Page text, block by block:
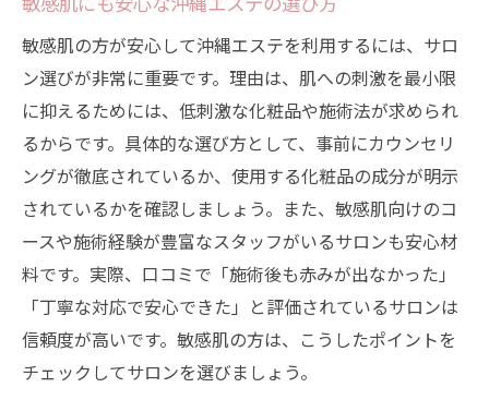
敏感肌の方が安心して沖縄エステを利用するには、サロ
ン選びが非常に重要です。理由は、肌への刺激を最小限
に抑えるためには、低刺激な化粧品や施術法が求められ
るからです。具体的な選び方として、事前にカウンセリ
ングが徹底されているか、使用する化粧品の成分が明示
されているかを確認しましょう。また、敏感肌向けのコ
ースや施術経験が豊富なスタッフがいるサロンも安心材
料です。実際、口コミで「施術後も赤みが出なかった」
「丁寧な対応で安心できた」と評価されているサロンは
信頼度が高いです。敏感肌の方は、こうしたポイントを
チェックしてサロンを選びましょう。